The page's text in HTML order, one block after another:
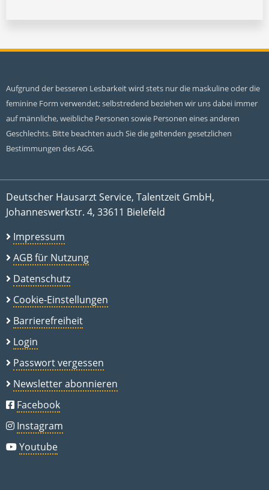
Aufgrund der besseren Lesbarkeit wird stets nur die maskuline oder die
feminine Form verwendet; selbstredend beziehen wir uns dabei immer
auf männliche, weibliche Personen sowie Personen eines anderen
Geschlechts. Bitte beachten auch Sie die geltenden gesetzlichen
Bestimmungen des AGG.
Deutscher Hausarzt Service, Talentzeit GmbH,
Johanneswerkstr. 4, 33611 Bielefeld
Impressum
AGB für Nutzung
Datenschutz
Cookie-Einstellungen
Barrierefreiheit
Login
Passwort vergessen
Newsletter abonnieren
Facebook
Instagram
Youtube